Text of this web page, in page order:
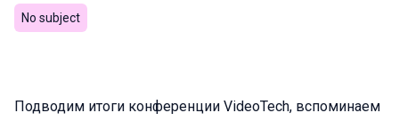
No subject
Подводим итоги конференции VideoTech, вспоминаем